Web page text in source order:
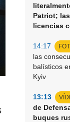
Patriot;
licencias
14:17
las
balísticos
Kyiv
13:13
de
buques